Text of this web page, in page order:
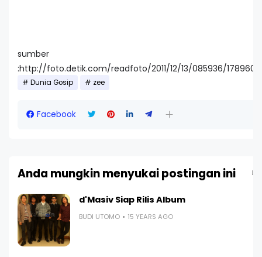
sumber
:http://foto.detik.com/readfoto/2011/12/13/085936/
Dunia Gosip zee
Facebook
Anda mungkin menyukai postingan ini
d'Masiv Siap Rilis Album
BUDI UTOMO 15 YEARS AGO